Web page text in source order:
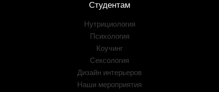
Студентам
Нутрициология
Психология
Коучинг
Сексология
Дизайн интерьеров
Наши мероприятия